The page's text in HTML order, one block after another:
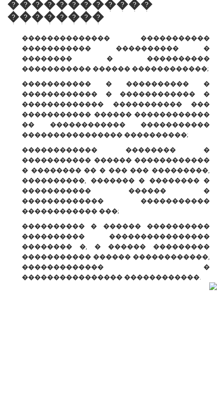
������������
��������
�������������� �����������
����������� ���������� �
�������� � ����������
����������� ������ ������������;
����������� � ���������� �
������������ � ������������ �
������������� ����������� ���
����������� ������ ������������
�� ������������ �����������
���������������� ����������;
������������ �������� �
����������� ������ ������������
� �������� �� � ��� ��� ���������,
����������, ������� � �������� �
����������� ������ �
������������� �����������
������������ ���;
���������� � ������ ����������
���������� ����������������
�������� �, � ������ ���������
����������� ������ ������������,
������������� �
���������������� ������������.